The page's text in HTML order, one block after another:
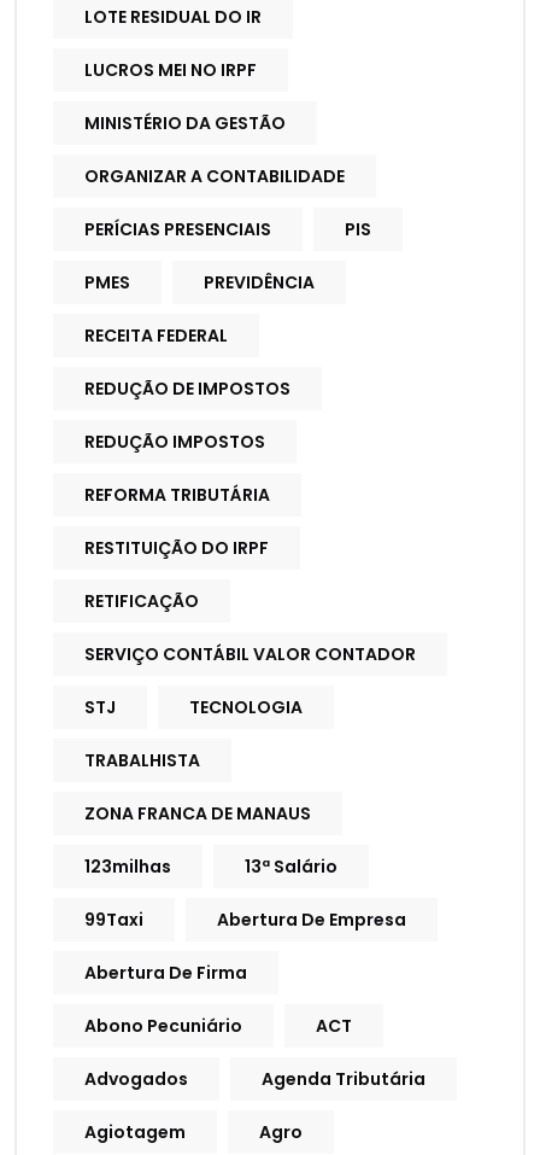
LOTE RESIDUAL DO IR
LUCROS MEI NO IRPF
MINISTÉRIO DA GESTÃO
ORGANIZAR A CONTABILIDADE
PERÍCIAS PRESENCIAIS PIS
PMES PREVIDÊNCIA
RECEITA FEDERAL
REDUÇÃO DE IMPOSTOS
REDUÇÃO IMPOSTOS
REFORMA TRIBUTÁRIA
RESTITUIÇÃO DO IRPF
RETIFICAÇÃO
SERVIÇO CONTÁBIL VALOR CONTADOR
STJ TECNOLOGIA
TRABALHISTA
ZONA FRANCA DE MANAUS
123milhas 13ª Salário
99Taxi Abertura De Empresa
Abertura De Firma
Abono Pecuniário ACT
Advogados Agenda Tributária
Agiotagem Agro